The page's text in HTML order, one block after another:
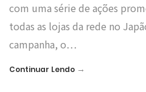
com uma série de ações
todas as lojas da rede no
campanha, o…
Continuar Lendo →